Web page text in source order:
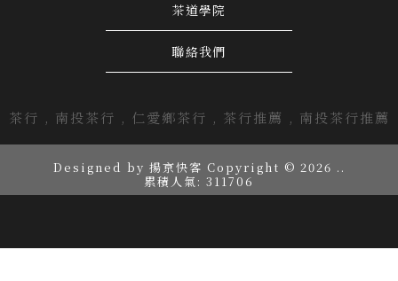
茶道學院
聯絡我們
茶行 南投茶行 仁愛鄉茶行 茶行推薦 南投茶行推薦
Designed by 揚京快客 Copyright © 2026 ..
累積人氣: 311706